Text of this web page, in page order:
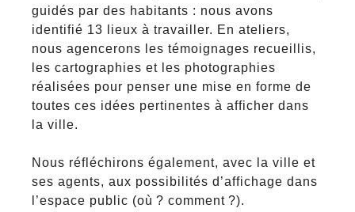
guidés par des habitants : nous avons
identifié 13 lieux à travailler. En ateliers,
nous agencerons les témoignages recueillis,
les cartographies et les photographies
réalisées pour penser une mise en forme de
toutes ces idées pertinentes à afficher dans
la ville.
Nous réfléchirons également, avec la ville et
ses agents, aux possibilités d’affichage dans
l’espace public (où ? comment ?).